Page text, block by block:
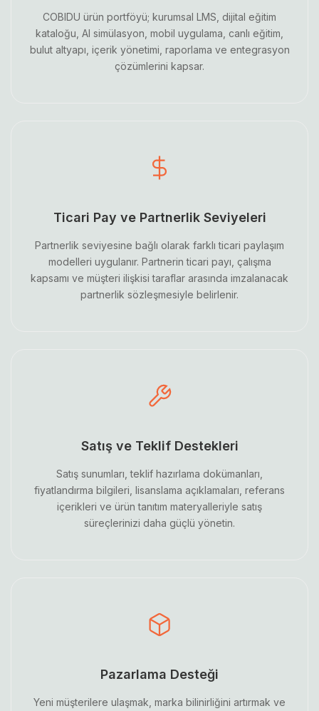
COBIDU ürün portföyü; kurumsal LMS, dijital eğitim
kataloğu, AI simülasyon, mobil uygulama, canlı eğitim,
bulut altyapı, içerik yönetimi, raporlama ve entegrasyon
çözümlerini kapsar.
Ticari Pay ve Partnerlik Seviyeleri
Partnerlik seviyesine bağlı olarak farklı ticari paylaşım
modelleri uygulanır. Partnerin ticari payı, çalışma
kapsamı ve müşteri ilişkisi taraflar arasında imzalanacak
partnerlik sözleşmesiyle belirlenir.
Satış ve Teklif Destekleri
Satış sunumları, teklif hazırlama dokümanları,
fiyatlandırma bilgileri, lisanslama açıklamaları, referans
içerikleri ve ürün tanıtım materyalleriyle satış
süreçlerinizi daha güçlü yönetin.
Pazarlama Desteği
Yeni müşterilere ulaşmak, marka bilinirliğini artırmak ve